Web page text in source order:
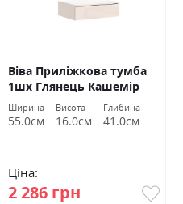
Віва Приліжкова тумба
1шх Глянець Кашемір
Міромарк
Ширина
55.0см
Висота
16.0см
Глибина
41.0см
Ціна:
2 286 грн